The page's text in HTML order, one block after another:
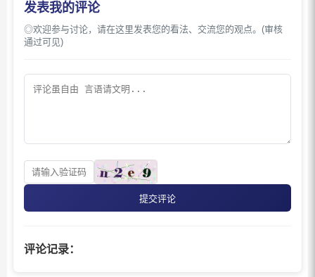
发表我的评论
◎欢迎参与讨论，请在这里发表您的看法、交流您的观点。(审核
通过可见)
提交评论
评论记录：